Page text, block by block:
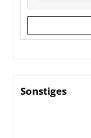
Sonstiges